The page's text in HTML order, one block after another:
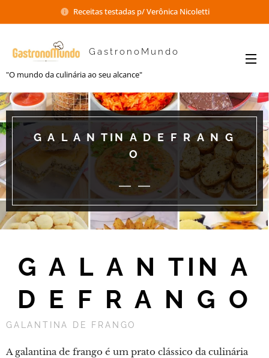
Receitas testadas p/ Verônica Nicoletti
GastronoMundo
"O mundo da culinária ao seu alcance"
G A L A N TIN A D E F R A N G
O
G A L A N TIN A
D E F R A N G O
GALANTINA DE FRANGO
A galantina de frango é um prato clássico da culinária